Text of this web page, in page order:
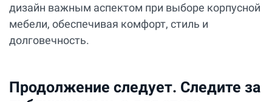
дизайн важным аспектом при выборе корпусной
мебели, обеспечивая комфорт, стиль и
долговечность.
Продолжение следует. Следите за